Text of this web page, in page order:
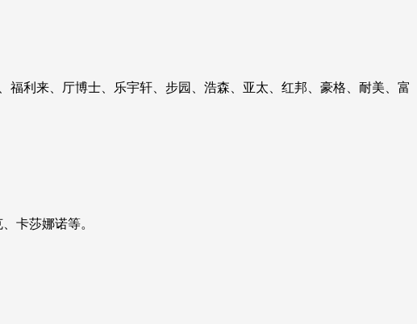
利来、厅博士、乐宇轩、步园、浩森、亚太、红邦、豪格、耐美、富
卡莎娜诺等。